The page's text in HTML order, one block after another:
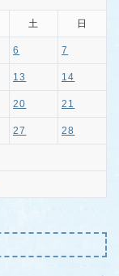
土 日
6 7
13 14
20 21
27 28